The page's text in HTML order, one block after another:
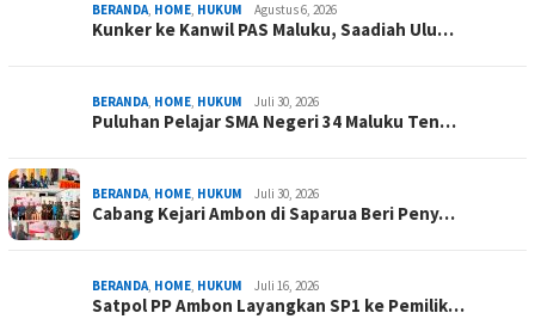
BERANDA, HOME, HUKUM Agustus 6, 2026
Kunker ke Kanwil PAS Maluku, Saadiah Ulu…
BERANDA, HOME, HUKUM Juli 30, 2026
Puluhan Pelajar SMA Negeri 34 Maluku Ten…
BERANDA, HOME, HUKUM Juli 30, 2026
Cabang Kejari Ambon di Saparua Beri Peny…
BERANDA, HOME, HUKUM Juli 16, 2026
Satpol PP Ambon Layangkan SP1 ke Pemilik…